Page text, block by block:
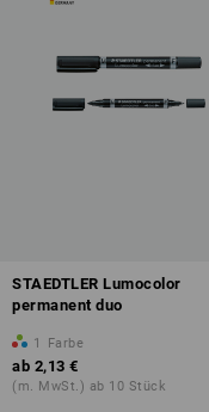
STAEDTLER Lumocolor
permanent duo
1 Farbe
ab 2,13 €
(m. MwSt.) ab 10 Stück